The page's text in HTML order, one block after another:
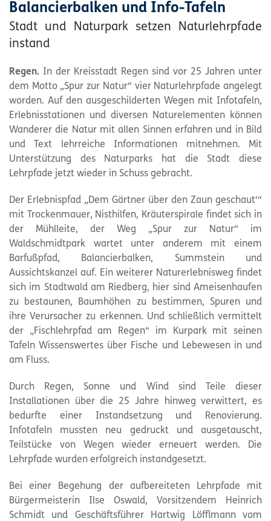
Balancierbalken und Info-Tafeln
Stadt und Naturpark setzen Naturlehrpfade
instand
Regen. In der Kreisstadt Regen sind vor 25 Jahren unter
dem Motto „Spur zur Natur“ vier Naturlehrpfade angelegt
worden. Auf den ausgeschilderten Wegen mit Infotafeln,
Erlebnisstationen und diversen Naturelementen können
Wanderer die Natur mit allen Sinnen erfahren und in Bild
und Text lehrreiche Informationen mitnehmen. Mit
Unterstützung des Naturparks hat die Stadt diese
Lehrpfade jetzt wieder in Schuss gebracht.
Der Erlebnispfad „Dem Gärtner über den Zaun geschaut‘“
mit Trockenmauer, Nisthilfen, Kräuterspirale findet sich in
der Mühlleite, der Weg „Spur zur Natur“ im
Waldschmidtpark wartet unter anderem mit einem
Barfußpfad, Balancierbalken, Summstein und
Aussichtskanzel auf. Ein weiterer Naturerlebnisweg findet
sich im Stadtwald am Riedberg, hier sind Ameisenhaufen
zu bestaunen, Baumhöhen zu bestimmen, Spuren und
ihre Verursacher zu erkennen. Und schließlich vermittelt
der „Fischlehrpfad am Regen“ im Kurpark mit seinen
Tafeln Wissenswertes über Fische und Lebewesen in und
am Fluss.
Durch Regen, Sonne und Wind sind Teile dieser
Installationen über die 25 Jahre hinweg verwittert, es
bedurfte einer Instandsetzung und Renovierung.
Infotafeln mussten neu gedruckt und ausgetauscht,
Teilstücke von Wegen wieder erneuert werden. Die
Lehrpfade wurden erfolgreich instandgesetzt.
Bei einer Begehung der aufbereiteten Lehrpfade mit
Bürgermeisterin Ilse Oswald, Vorsitzendem Heinrich
Schmidt und Geschäftsführer Hartwig Löfflmann vom